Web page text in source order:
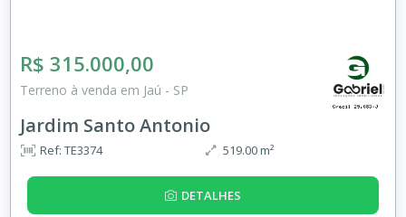
R$ 315.000,00
Terreno à venda em Jaú - SP
Jardim Santo Antonio
Ref: TE3374 519.00 m²
DETALHES